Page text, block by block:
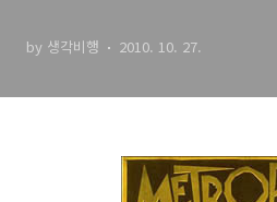
by 생각비행 2010. 10. 27.